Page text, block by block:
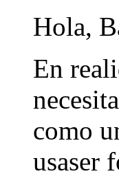
Hola,
En
como
usaser